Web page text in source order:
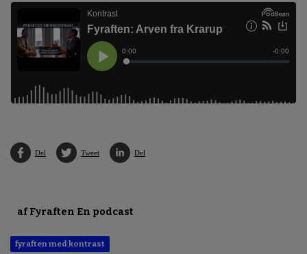
Del Tweet Del
af Fyraften En podcast
fyraften med kontrast